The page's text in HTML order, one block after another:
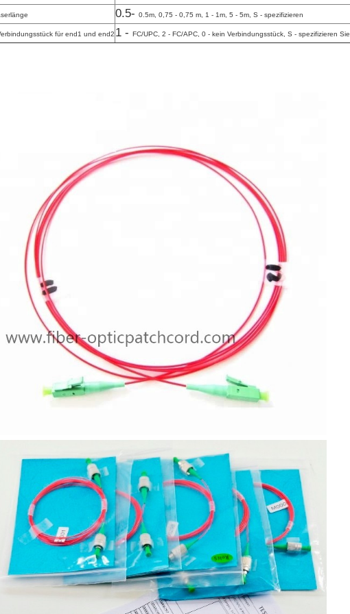
0.5- 0.5m, 0,75 - 0,75 m, 1 - 1m, 5 - 5m, S - spezifizieren
für end1 und end2 1 - FC/UPC, 2 - FC/APC, 0 - kein Verbindungsstück, S - spezifizieren Sie